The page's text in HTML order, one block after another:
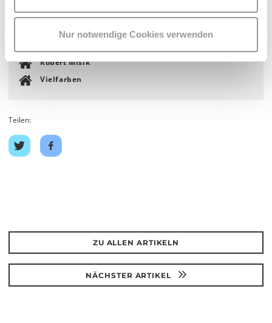
Nur notwendige Cookies verwenden
Robert Misik
Vielfarben
Teilen:
Auf
Twitter
Auf
Facebook
ZU ALLEN ARTIKELN
NÄCHSTER ARTIKEL